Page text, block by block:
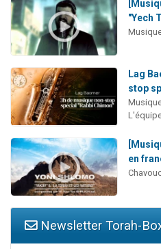
"Yech
Lag
stop
en
Newsletter Torah-